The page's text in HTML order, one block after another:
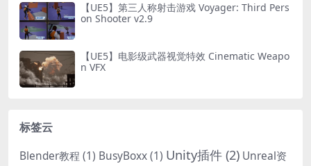
【UE5】第三人称射击游戏 Voyager: Third Pers
on Shooter v2.9
【UE5】电影级武器视觉特效 Cinematic Weapo
n VFX
标签云
Blender教程 (1) BusyBoxx(1) Unity插件 (2) Unreal资